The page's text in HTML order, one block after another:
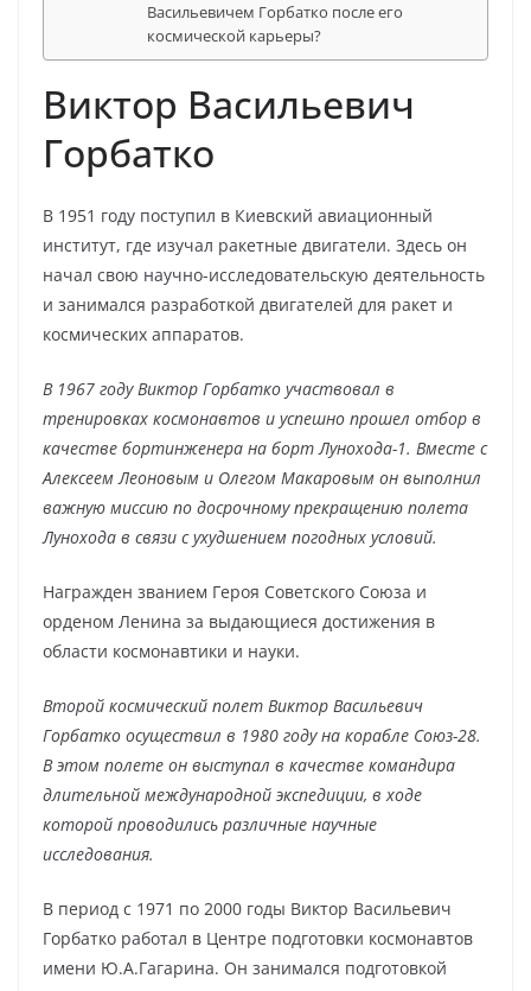
Васильевичем Горбатко после его
космической карьеры?
Виктор Васильевич
Горбатко
В 1951 году поступил в Киевский авиационный
институт, где изучал ракетные двигатели. Здесь он
начал свою научно-исследовательскую деятельность
и занимался разработкой двигателей для ракет и
космических аппаратов.
В 1967 году Виктор Горбатко участвовал в
тренировках космонавтов и успешно прошел отбор в
качестве бортинженера на борт Лунохода-1. Вместе с
Алексеем Леоновым и Олегом Макаровым он выполнил
важную миссию по досрочному прекращению полета
Лунохода в связи с ухудшением погодных условий.
Награжден званием Героя Советского Союза и
орденом Ленина за выдающиеся достижения в
области космонавтики и науки.
Второй космический полет Виктор Васильевич
Горбатко осуществил в 1980 году на корабле Союз-28.
В этом полете он выступал в качестве командира
длительной международной экспедиции, в ходе
которой проводились различные научные
исследования.
В период с 1971 по 2000 годы Виктор Васильевич
Горбатко работал в Центре подготовки космонавтов
имени Ю.А.Гагарина. Он занимался подготовкой